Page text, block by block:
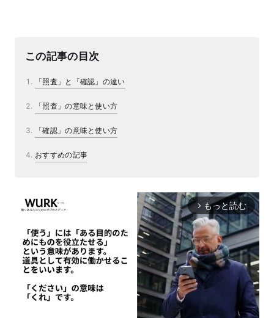
この記事の目次
「照査」と「確認」の違い
「照査」の意味と使い方
「確認」の意味と使い方
おすすめの記事
arrow_forward_ios もっと読む